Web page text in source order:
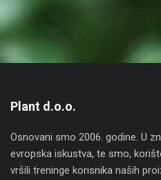
Plant d.o.o.
Osnovani smo 2006. godine. U
evropska iskustva, te smo,
vršili treninge korisnika naših